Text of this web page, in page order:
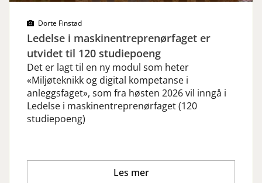
Dorte Finstad
Ledelse i maskinentreprenørfaget er
utvidet til 120 studiepoeng
Det er lagt til en ny modul som heter
«Miljøteknikk og digital kompetanse i
anleggsfaget», som fra høsten 2026 vil inngå i
Ledelse i maskinentreprenørfaget (120
studiepoeng)
Les mer